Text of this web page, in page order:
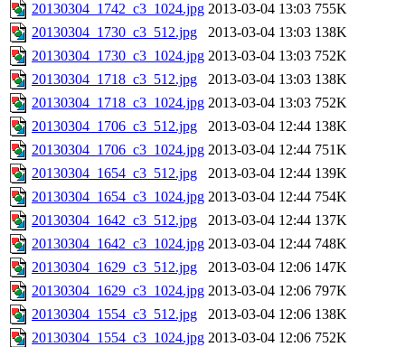
20130304_1742_c3_1024.jpg 2013-03-04 13:03 755K
20130304_1730_c3_512.jpg
2013-03-04 13:03 138K
20130304_1730_c3_1024.jpg 2013-03-04 13:03 752K
20130304_1718_c3_512.jpg
2013-03-04 13:03 138K
20130304_1718_c3_1024.jpg 2013-03-04 13:03 752K
20130304_1706_c3_512.jpg
2013-03-04 12:44 138K
20130304_1706_c3_1024.jpg 2013-03-04 12:44 751K
20130304_1654_c3_512.jpg
2013-03-04 12:44 139K
20130304_1654_c3_1024.jpg 2013-03-04 12:44 754K
20130304_1642_c3_512.jpg
2013-03-04 12:44 137K
20130304_1642_c3_1024.jpg 2013-03-04 12:44 748K
20130304_1629_c3_512.jpg
2013-03-04 12:06 147K
20130304_1629_c3_1024.jpg 2013-03-04 12:06 797K
20130304_1554_c3_512.jpg
2013-03-04 12:06 138K
20130304_1554_c3_1024.jpg 2013-03-04 12:06 752K